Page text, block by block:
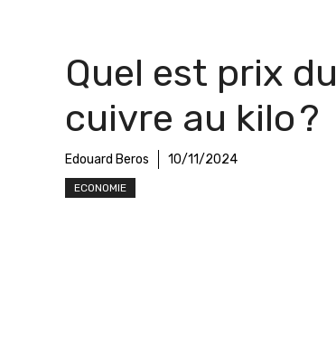
Quel est prix du
cuivre au kilo ?
Edouard Beros 10/11/2024
ECONOMIE